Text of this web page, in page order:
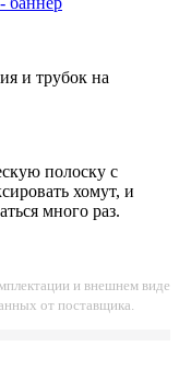
и трубок на
полоску с
хомут, и
много раз.
и внешнем виде
от поставщика.